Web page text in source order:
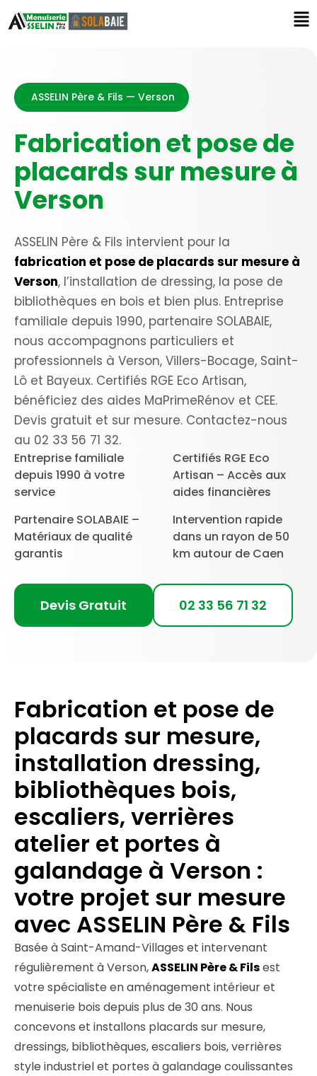
ASSELIN Père & Fils — Verson
Fabrication et pose de
placards sur mesure à
Verson
ASSELIN Père & Fils intervient pour la
fabrication et pose de placards sur mesure à
Verson, l’installation de dressing, la pose de
bibliothèques en bois et bien plus. Entreprise
familiale depuis 1990, partenaire SOLABAIE,
nous accompagnons particuliers et
professionnels à Verson, Villers-Bocage, Saint-
Lô et Bayeux. Certifiés RGE Eco Artisan,
bénéficiez des aides MaPrimeRénov et CEE.
Devis gratuit et sur mesure. Contactez-nous
au 02 33 56 71 32.
Entreprise familiale
depuis 1990 à votre
service
Certifiés RGE Eco
Artisan – Accès aux
aides financières
Partenaire SOLABAIE –
Matériaux de qualité
garantis
Intervention rapide
dans un rayon de 50
km autour de Caen
Devis Gratuit 02 33 56 71 32
Fabrication et pose de
placards sur mesure,
installation dressing,
bibliothèques bois,
escaliers, verrières
atelier et portes à
galandage à Verson :
votre projet sur mesure
avec ASSELIN Père & Fils
Basée à Saint-Amand-Villages et intervenant
régulièrement à Verson,ASSELIN Père & Filsest
votre spécialiste en aménagement intérieur et
menuiserie bois depuis plus de 30 ans. Nous
concevons et installons placards sur mesure,
dressings, bibliothèques, escaliers bois, verrières
style industriel et portes à galandage coulissantes